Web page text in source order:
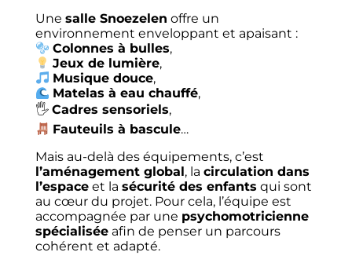
Une salle Snoezelen offre un
environnement enveloppant et apaisant :
Colonnes à bulles,
Jeux de lumière,
Musique douce,
Matelas à eau chauffé,
🖐 Cadres sensoriels,
Fauteuils à bascule…
Mais au-delà des équipements, c’est
l’aménagement global, la circulation dans
l’espaceet la sécurité des enfants qui sont
au cœur du projet. Pour cela, l’équipe est
accompagnée par une psychomotricienne
spécialiséeafin de penser un parcours
cohérent et adapté.